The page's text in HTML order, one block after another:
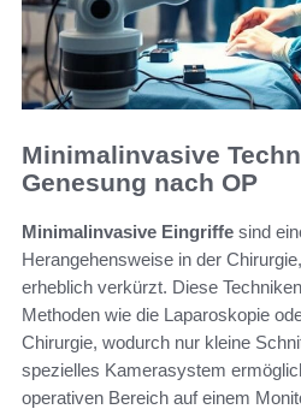
Minimalinvasive
Genesung nach OP
Minimalinvasive Eingriffe sind
Herangehensweise in der
erheblich verkürzt. Diese
Methoden wie die Laparoskopie
Chirurgie, wodurch nur kleine
spezielles Kamerasystem
operativen Bereich auf einem